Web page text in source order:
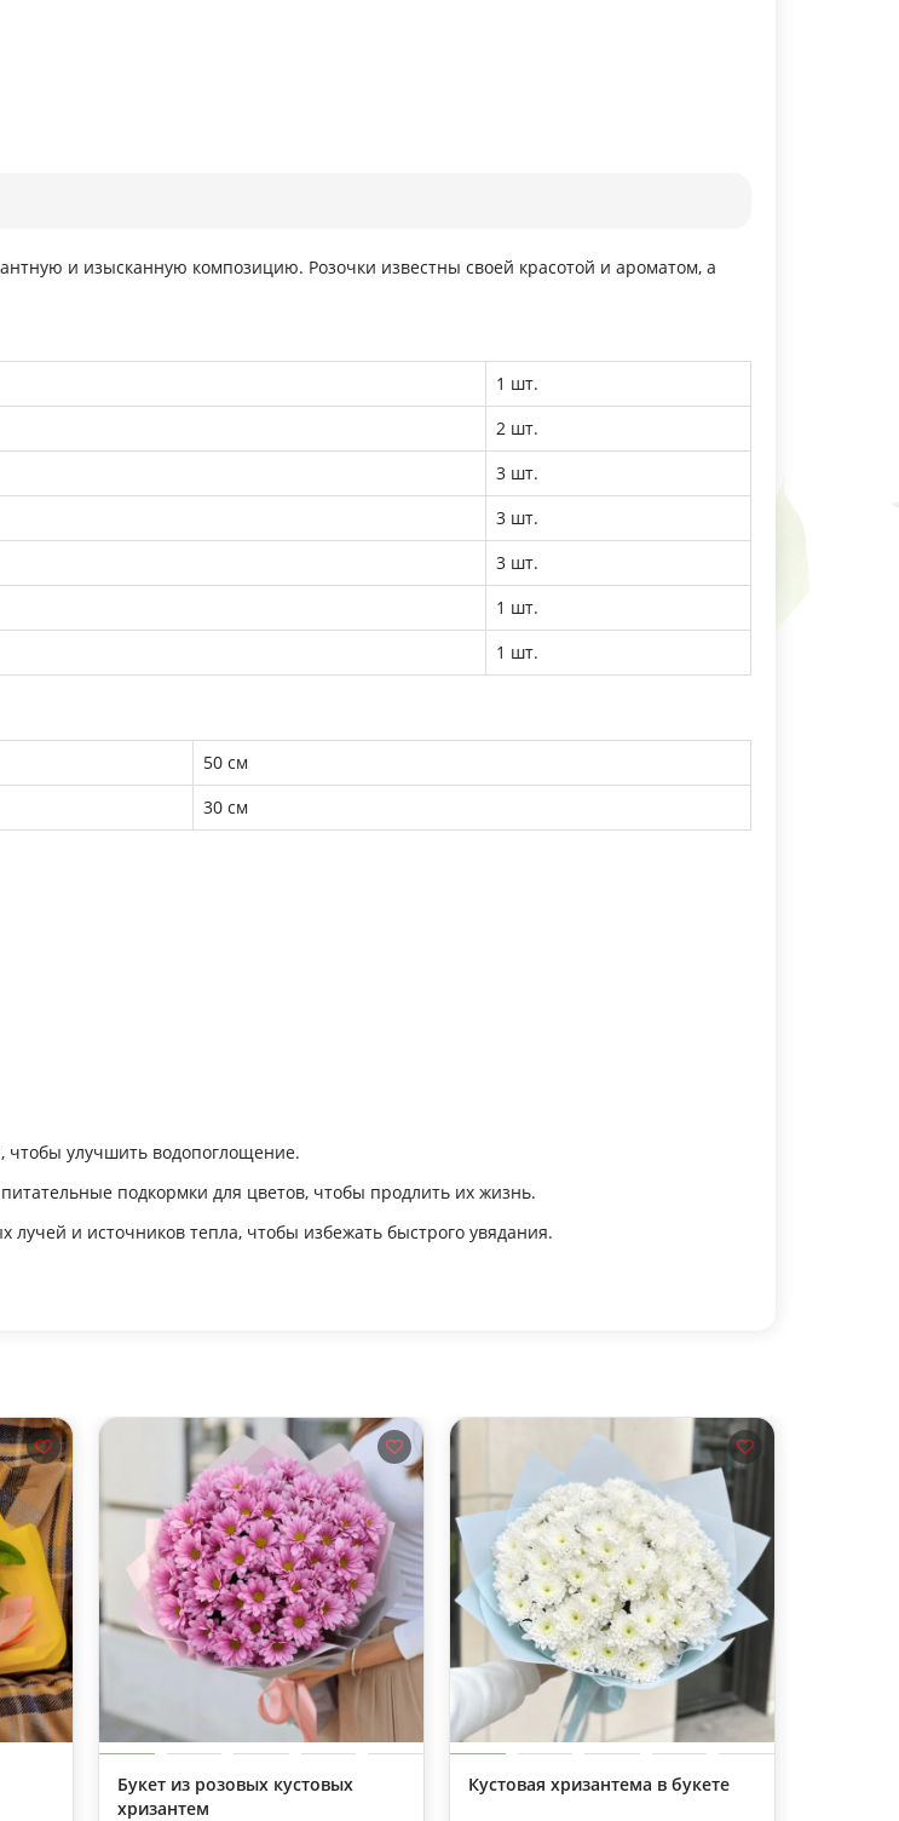
и изысканную композицию. Розочки известны своей красотой и ароматом, а
1 шт.
2 шт.
3 шт.
3 шт.
3 шт.
1 шт.
1 шт.
50 см
30 см
чтобы улучшить водопоглощение.
подкормки для цветов, чтобы продлить их жизнь.
и источников тепла, чтобы избежать быстрого увядания.
Букет из розовых кустовых
хризантем
Кустовая хризантема в букете